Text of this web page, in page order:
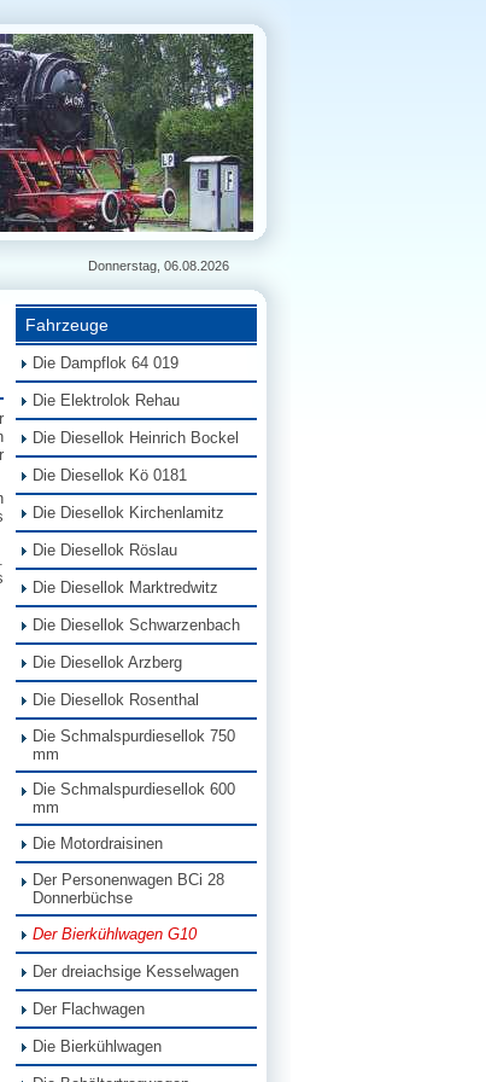
Donnerstag, 06.08.2026
Fahrzeuge
Die Dampflok 64 019
Die Elektrolok Rehau
Die Diesellok Heinrich Bockel
Die Diesellok Kö 0181
Die Diesellok Kirchenlamitz
Die Diesellok Röslau
Die Diesellok Marktredwitz
Die Diesellok Schwarzenbach
Die Diesellok Arzberg
Die Diesellok Rosenthal
Die Schmalspurdiesellok 750
mm
Die Schmalspurdiesellok 600
mm
Die Motordraisinen
Der Personenwagen BCi 28
Donnerbüchse
Der Bierkühlwagen G10
Der dreiachsige Kesselwagen
Der Flachwagen
Die Bierkühlwagen